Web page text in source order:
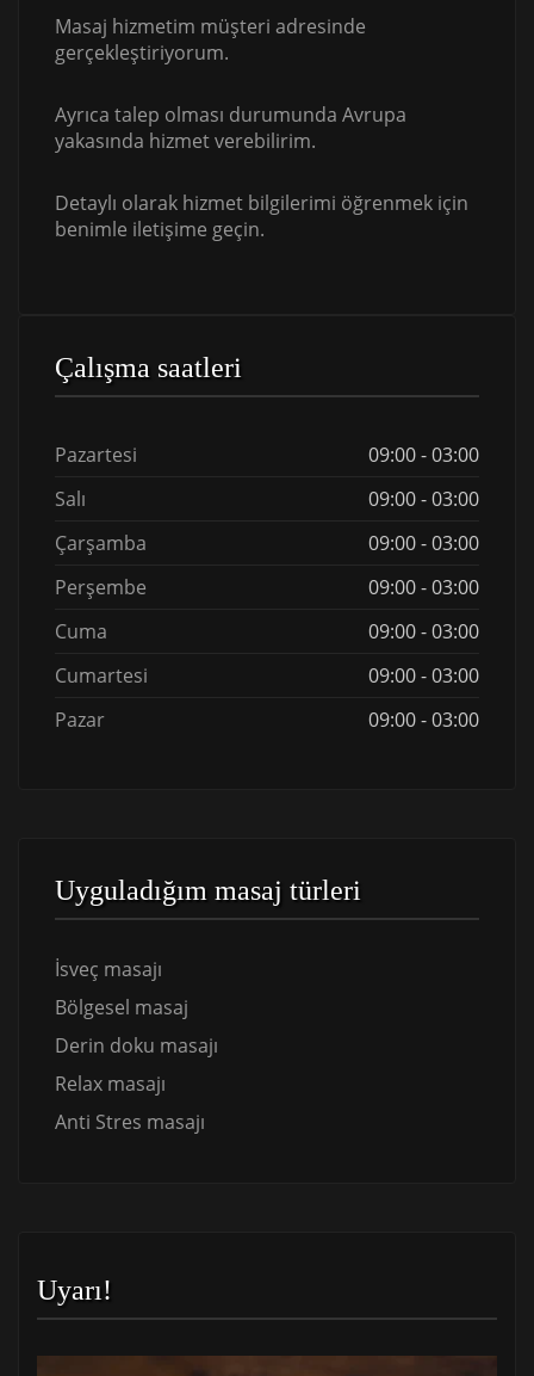
Masaj hizmetim müşteri adresinde
gerçekleştiriyorum.
Ayrıca talep olması durumunda Avrupa
yakasında hizmet verebilirim.
Detaylı olarak hizmet bilgilerimi öğrenmek için
benimle iletişime geçin.
Çalışma saatleri
Pazartesi
09:00 - 03:00
Salı
09:00 - 03:00
Çarşamba
09:00 - 03:00
Perşembe
09:00 - 03:00
Cuma
09:00 - 03:00
Cumartesi
09:00 - 03:00
Pazar
09:00 - 03:00
Uyguladığım masaj türleri
İsveç masajı
Bölgesel masaj
Derin doku masajı
Relax masajı
Anti Stres masajı
Uyarı!